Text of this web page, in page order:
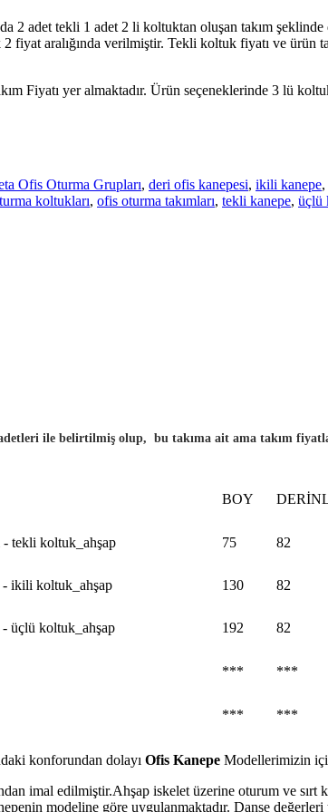
2 adet tekli 1 adet 2 li koltuktan oluşan takım
aralığında verilmiştir. Tekli koltuk fiyatı ve ürün
Fiyatı yer almaktadır. Ürün seçeneklerinde 3 lü
Ofis Oturma Grupları, deri ofis kanepesi, ikili kanepe,
koltukları, ofis oturma takımları, tekli kanepe, üçlü
ile belirtilmiş olup, bu takıma ait ama takım
BOY
tekli koltuk_ahşap 75 82
ikili koltuk_ahşap 130 82
üçlü koltuk_ahşap 192 82
*** ***
*** ***
konforundan dolayı Ofis Kanepe Modellerimizin
imal edilmiştir.Ahşap iskelet üzerine oturum ve
modeline göre uygulanmaktadır. Danse